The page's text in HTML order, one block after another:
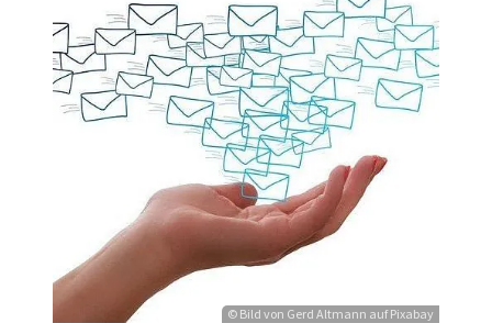
© Bild von Gerd Altmann auf Pixabay
Kontakt
Weiterlesen